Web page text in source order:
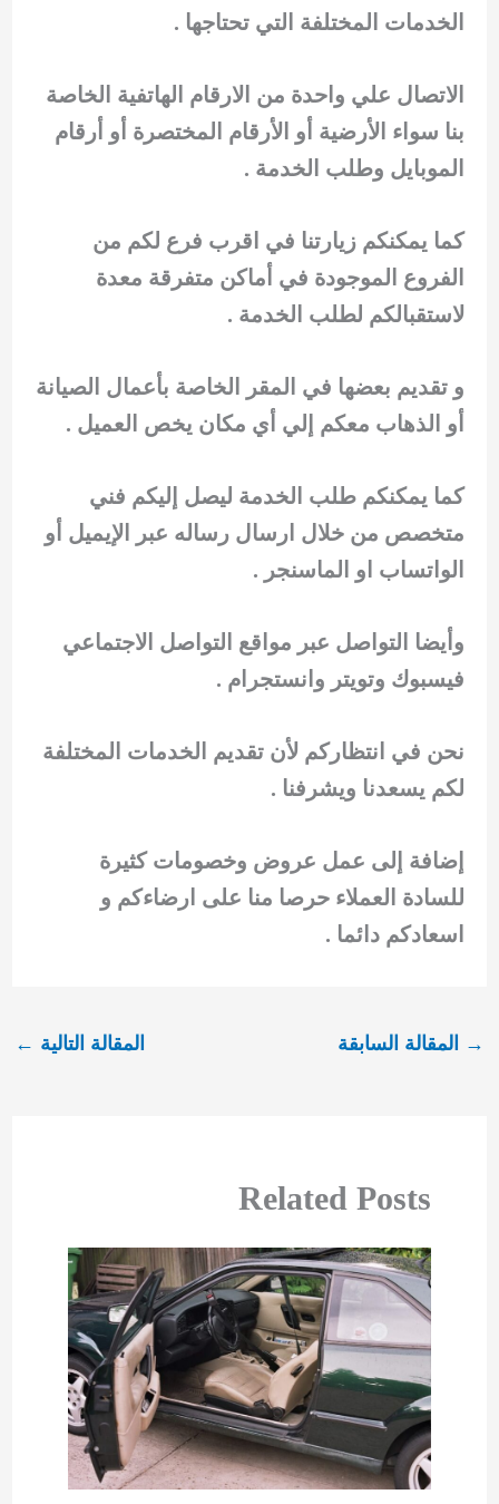
الخدمات المختلفة التي تحتاجها .
الاتصال علي واحدة من الارقام الهاتفية الخاصة
بنا سواء الأرضية أو الأرقام المختصرة أو أرقام
الموبايل وطلب الخدمة .
كما يمكنكم زيارتنا في اقرب فرع لكم من
الفروع الموجودة في أماكن متفرقة معدة
لاستقبالكم لطلب الخدمة .
و تقديم بعضها في المقر الخاصة بأعمال الصيانة
أو الذهاب معكم إلي أي مكان يخص العميل .
كما يمكنكم طلب الخدمة ليصل إليكم فني
متخصص من خلال ارسال رساله عبر الإيميل أو
الواتساب او الماسنجر .
وأيضا التواصل عبر مواقع التواصل الاجتماعي
فيسبوك وتويتر وانستجرام .
نحن في انتظاركم لأن تقديم الخدمات المختلفة
لكم يسعدنا ويشرفنا .
إضافة إلى عمل عروض وخصومات كثيرة
للسادة العملاء حرصا منا على ارضاءكم و
اسعادكم دائما .
→ المقالة السابقة المقالة التالية ←
Related Posts